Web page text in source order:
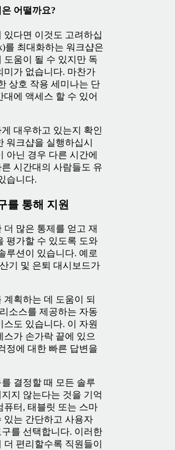
어떨까요?
있다면 이것도 고려하십
를 최대화하는 워크샵은
도움이 될 수 있지만 독
미가 없습니다. 마찬가
상호 작용 세미나는 단
에 액세스 할 수 있어
대우하고 있는지 확인
워크샵을 실행하십시
아닌 경우 다른 시간에
시간대의 사람들도 유
습니다.
를 통해 지원
많은 통제를 얻고 재
평가할 수 있도록 도와
루션이 있습니다. 예로
기 및 은퇴 대시보드가
획하는 데 도움이 되
소스를 제공하는 자동
도 있습니다. 이 자원
스가 손가락 끝에 있으
정에 대한 빠른 답변을
결정할 때 모든 솔루
지 않는다는 것을 기억
퓨터, 태블릿 또는 스마
있는 간단하고 사용자
를 선택합니다. 이러한
편리할수록 직원들이